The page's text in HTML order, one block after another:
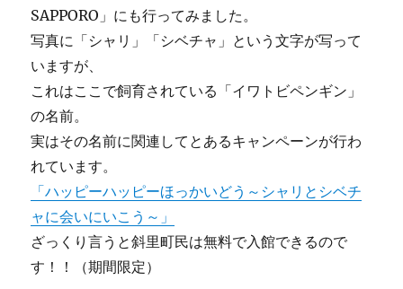
SAPPORO」にも行ってみました。
写真に「シャリ」「シベチャ」という文字が写って
いますが、
これはここで飼育されている「イワトビペンギン」
の名前。
実はその名前に関連してとあるキャンペーンが行わ
れています。
「ハッピーハッピーほっかいどう～シャリとシベチ
ャに会いにいこう～」
ざっくり言うと斜里町民は無料で入館できるので
す！！（期間限定）